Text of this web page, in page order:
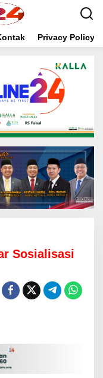
Privacy Policy
Sosialisasi